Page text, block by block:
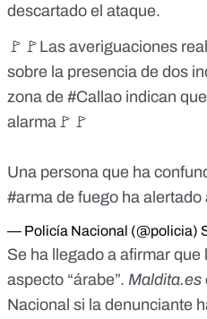
descartado el ataque.
🚩🚩Las averiguaciones
sobre la presencia de dos
zona de #Callao indican
alarma🚩🚩
Una persona que ha
#arma de fuego ha alertado
— Policía Nacional (@policia)
Se ha llegado a afirmar
aspecto “árabe”. Maldita.es
Nacional si la denunciante